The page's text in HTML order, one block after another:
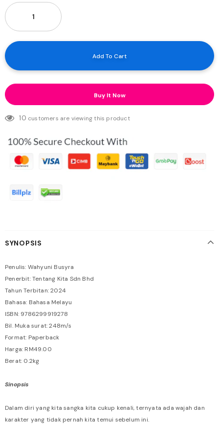
Buy It Now
10 customers are viewing this product
SYNOPSIS
Penulis: Wahyuni Busyra
Penerbit: Tentang Kita Sdn Bhd
Tahun Terbitan: 2024
Bahasa: Bahasa Melayu
ISBN: 9786299919278
Bil. Muka surat: 248m/s
Format: Paperback
Harga: RM49.00
Berat: 0.2kg
Sinopsis
Dalam diri yang kita sangka kita cukup kenali, ternyata ada wajah dan
karakter yang tidak pernah kita temui sebelum ini.